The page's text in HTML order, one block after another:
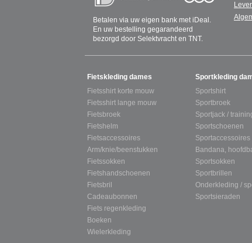
Betalen via uw eigen bank met iDeal.
En uw bestelling gegarandeerd
bezorgd door Selektvracht en TNT.
SITEMAP
Fietskleding dames
Fietsshirt korte mouw
Fietsshirt lange mouw
Fietsbroek
Fietshelm
Fietsaccessoires
Arm/knie/beenstukken
Fietssokken
Fietshandschoenen
Fietsbril
Cadeaubonnen
Fiets regenkleding
Boeken
Wielerkleding
Sportkleding
Sportshirt
Sportbroek
Sportjack /
Sportschoenen
Sportaccessoires
Bandana,
Sportsokken
Sportbrillen
Onderkleding /
Sportsieraden